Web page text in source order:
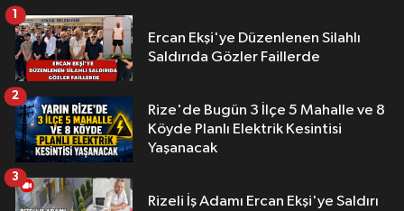
Ercan Ekşi'ye Düzenlenen Silahlı
Saldırıda Gözler Faillerde
1
Rize'de Bugün 3 İlçe 5 Mahalle ve 8
Köyde Planlı Elektrik Kesintisi
Yaşanacak
2
Rizeli İş Adamı Ercan Ekşi'ye Saldırı
3